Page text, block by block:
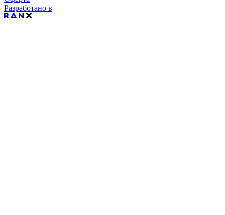
Разработано в